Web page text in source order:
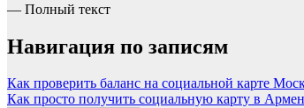
— Полный текст
Навигация по записям
Как проверить баланс на социальной карте
Как просто получить социальную карту в